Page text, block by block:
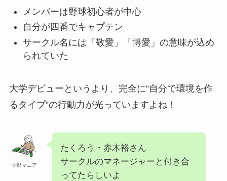
メンバーは野球初心者が中心
自分が四番でキャプテン
サークル名には「敬愛」「博愛」の意味が込め
られていた
大学デビューというより、完全に“自分で環境を作
るタイプ”の行動力が光っていますよね！
学歴マニア
たくろう・赤木裕さん
サークルのマネージャーと付き合
ってたらしいよ